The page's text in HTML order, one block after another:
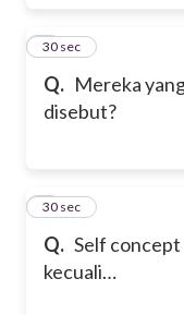
Q. Mereka
disebut?
3
30 sec
Q. Self concept
kecuali…
4
30 sec